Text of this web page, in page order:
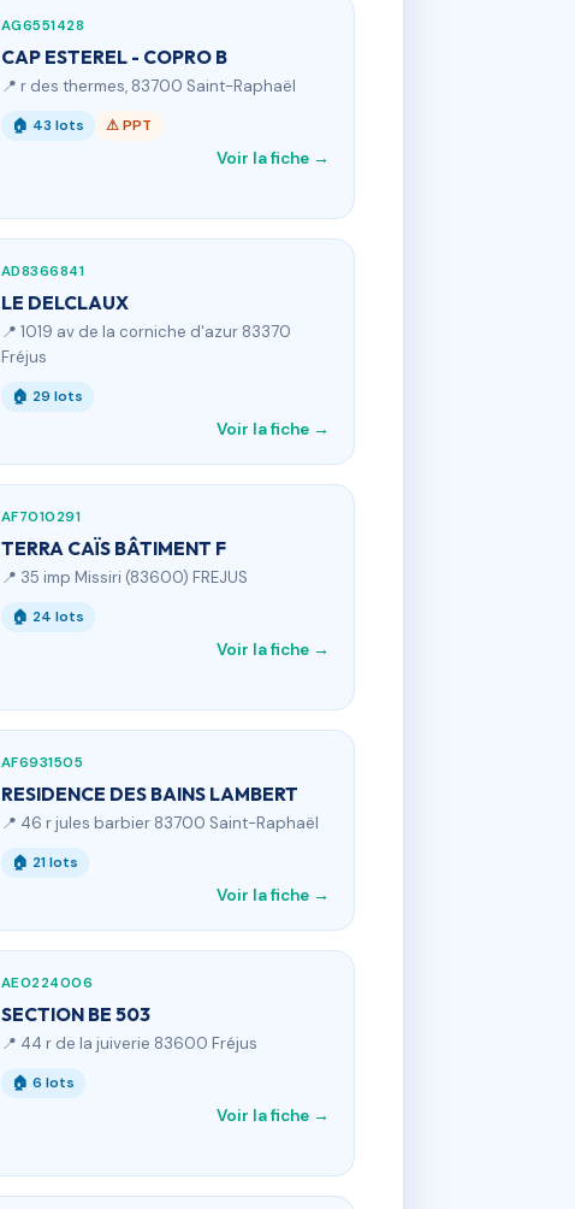
AG6551428
CAP ESTEREL - COPRO B
📍 r des thermes, 83700 Saint-Raphaël
🏠 43 lots ⚠ PPT
Voir la fiche →
AD8366841
LE DELCLAUX
📍 1019 av de la corniche d'azur 83370
Fréjus
🏠 29 lots
Voir la fiche →
AF7010291
TERRA CAÏS BÂTIMENT F
📍 35 imp Missiri (83600) FREJUS
🏠 24 lots
Voir la fiche →
AF6931505
RESIDENCE DES BAINS LAMBERT
📍 46 r jules barbier 83700 Saint-Raphaël
🏠 21 lots
Voir la fiche →
AE0224006
SECTION BE 503
📍 44 r de la juiverie 83600 Fréjus
🏠 6 lots
Voir la fiche →